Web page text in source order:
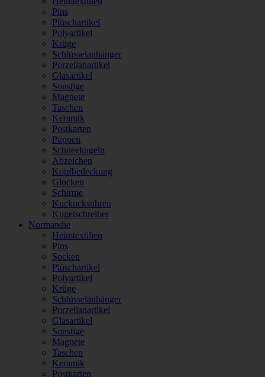
Pins
Plüschartikel
Polyartikel
Krüge
Schlüsselanhänger
Porzellanartikel
Glasartikel
Sonstige
Magnete
Taschen
Keramik
Postkarten
Puppen
Schneekugeln
Abzeichen
Kopfbedeckung
Glocken
Schirme
Kuckucksuhren
Kugelschreiber
Normandie
Heimtextilien
Pins
Socken
Plüschartikel
Polyartikel
Krüge
Schlüsselanhänger
Porzellanartikel
Glasartikel
Sonstige
Magnete
Taschen
Keramik
Postkarten